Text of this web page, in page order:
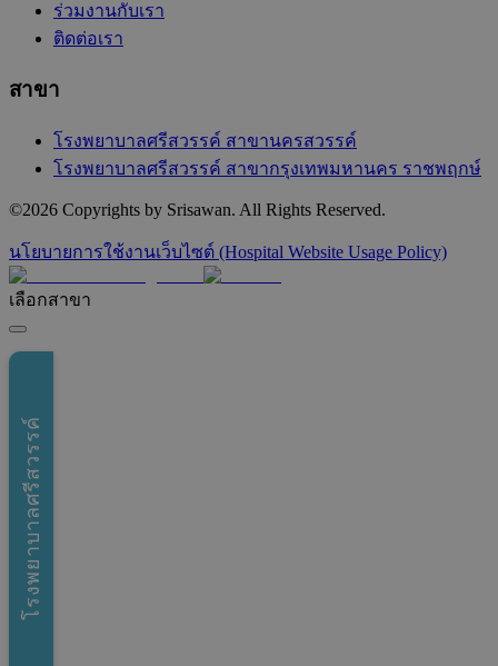
ร่วมงานกับเรา
ติดต่อเรา
สาขา
โรงพยาบาลศรีสวรรค์ สาขานครสวรรค์
โรงพยาบาลศรีสวรรค์ สาขากรุงเทพมหานคร ราชพฤกษ์
©2026 Copyrights by Srisawan. All Rights Reserved.
นโยบายการใช้งานเว็บไซต์ (Hospital Website Usage Policy)
เลือกสาขา
โรงพยาบาลศรีสวรรค์